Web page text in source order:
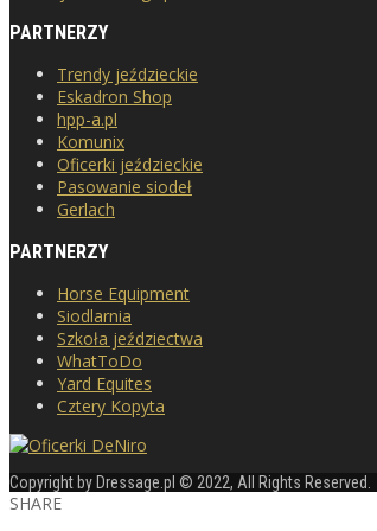
PARTNERZY
Trendy jeździeckie
Eskadron Shop
hpp-a.pl
Komunix
Oficerki jeździeckie
Pasowanie siodeł
Gerlach
PARTNERZY
Horse Equipment
Siodlarnia
Szkoła jeździectwa
WhatToDo
Yard Equites
Cztery Kopyta
Copyright by Dressage.pl © 2022, All Rights Reserved.
SHARE